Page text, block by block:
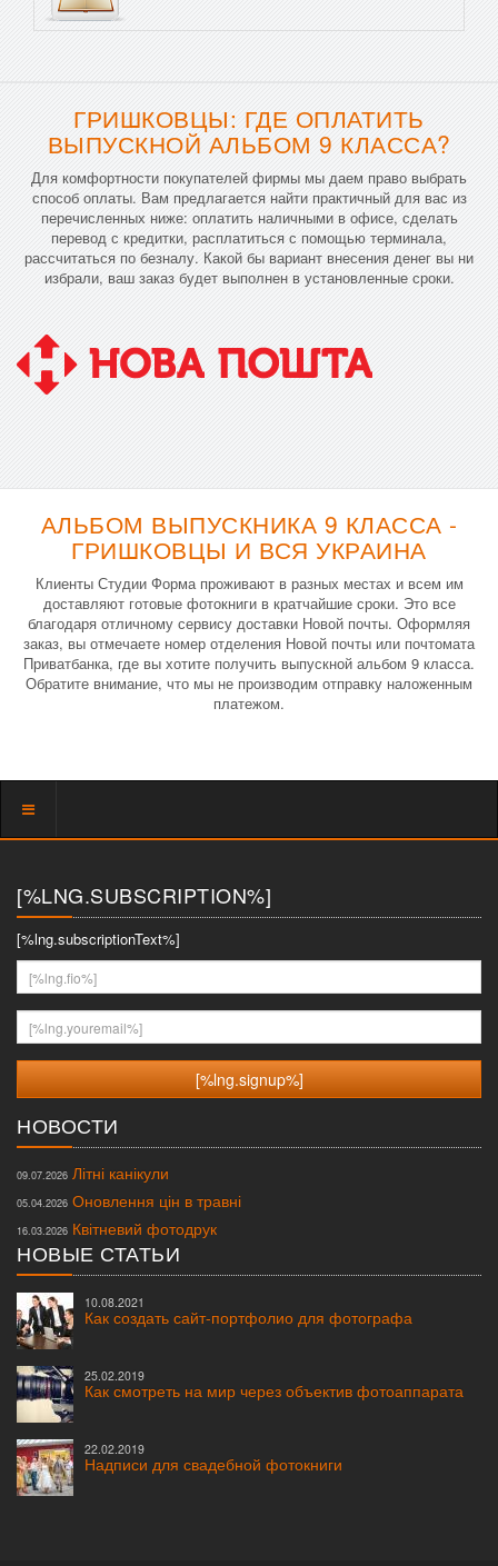
ГРИШКОВЦЫ: ГДЕ ОПЛАТИТЬ
ВЫПУСКНОЙ АЛЬБОМ 9 КЛАССА?
Для комфортности покупателей фирмы мы даем право выбрать
способ оплаты. Вам предлагается найти практичный для вас из
перечисленных ниже: оплатить наличными в офисе, сделать
перевод с кредитки, расплатиться с помощью терминала,
рассчитаться по безналу. Какой бы вариант внесения денег вы ни
избрали, ваш заказ будет выполнен в установленные сроки.
АЛЬБОМ ВЫПУСКНИКА 9 КЛАССА -
ГРИШКОВЦЫ И ВСЯ УКРАИНА
Клиенты Студии Форма проживают в разных местах и всем им
доставляют готовые фотокниги в кратчайшие сроки. Это все
благодаря отличному сервису доставки Новой почты. Оформляя
заказ, вы отмечаете номер отделения Новой почты или почтомата
Приватбанка, где вы хотите получить выпускной альбом 9 класса.
Обратите внимание, что мы не производим отправку наложенным
платежом.
Показать
[%LNG.SUBSCRIPTION%]
[%lng.subscriptionText%]
[%lng.fio%]
[%lng.youremail%]
НОВОСТИ
09.07.2026 Літні канікули
05.04.2026 Оновлення цін в травні
16.03.2026 Квітневий фотодрук
НОВЫЕ СТАТЬИ
10.08.2021
Как создать сайт-портфолио для фотографа
25.02.2019
Как смотреть на мир через объектив фотоаппарата
22.02.2019
Надписи для свадебной фотокниги